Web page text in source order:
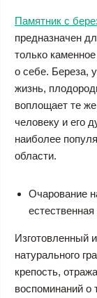
Памятник с
предназначен
только
о себе. Береза,
жизнь,
воплощает те
человеку и его
наиболее
области.
Очарование
естественная
Изготовленный
натурального
крепость,
воспоминаний